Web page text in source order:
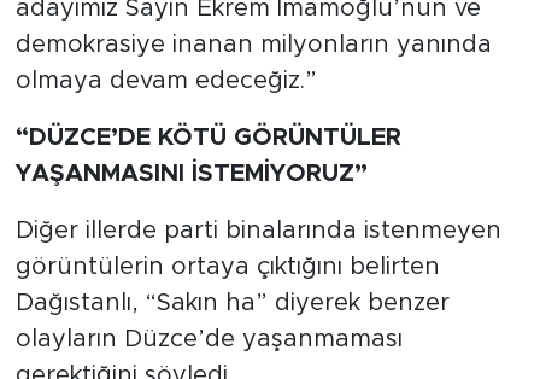
adayımız Sayın Ekrem İmamoğlu’nun ve
demokrasiye inanan milyonların yanında
olmaya devam edeceğiz.”
“DÜZCE’DE KÖTÜ GÖRÜNTÜLER
YAŞANMASINI İSTEMİYORUZ”
Diğer illerde parti binalarında istenmeyen
görüntülerin ortaya çıktığını belirten
Dağıstanlı, “Sakın ha” diyerek benzer
olayların Düzce’de yaşanmaması